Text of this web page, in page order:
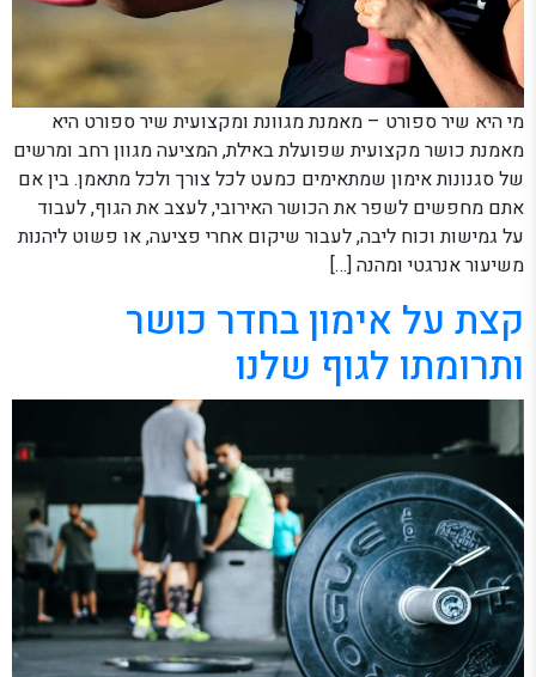
מי היא שיר ספורט – מאמנת מגוונת ומקצועית שיר ספורט היא
מאמנת כושר מקצועית שפועלת באילת, המציעה מגוון רחב ומרשים
של סגנונות אימון שמתאימים כמעט לכל צורך ולכל מתאמן. בין אם
אתם מחפשים לשפר את הכושר האירובי, לעצב את הגוף, לעבוד
על גמישות וכוח ליבה, לעבור שיקום אחרי פציעה, או פשוט ליהנות
משיעור אנרגטי ומהנה […]
קצת על אימון בחדר כושר
ותרומתו לגוף שלנו